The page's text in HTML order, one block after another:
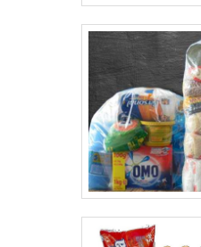
confiança;Equipe com
qualidade; Escritório de
são realizadas as
geração. GARANTIA
Alimentícias tem tudo
preço cesta de natal
qualidade, a empresa
de itens como cestas